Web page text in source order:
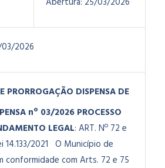
2026
PRORROGAÇÃO DISPENSA DE
nº 03/2026 PROCESSO
LEGAL: ART. Nº 72 e
14.133/2021 O Município de
conformidade com Arts. 72 e 75